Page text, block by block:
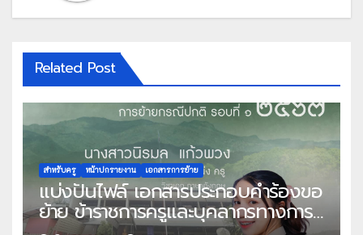
Related Post
สำหรับครู หน้าปกรายงาน เอกสารการย้าย
แบ่งปันไฟล์ เอกสารประกอบคำร้องขอ
ย้าย ข้าราชการครูและบุคลากรทางการ